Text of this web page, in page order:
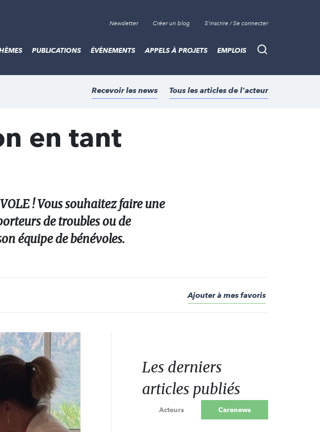
Newsletter Créer un blog S'inscrire / Se connecter
Recherche
PUBLICATIONS ÉVÈNEMENTS APPELS À PROJETS EMPLOIS
Recevoir les news Tous les articles de l'acteur
en tant
! Vous souhaitez faire une
de troubles ou de
équipe de bénévoles.
Ajouter à mes favoris
Les derniers
articles publiés
Acteurs Carenews